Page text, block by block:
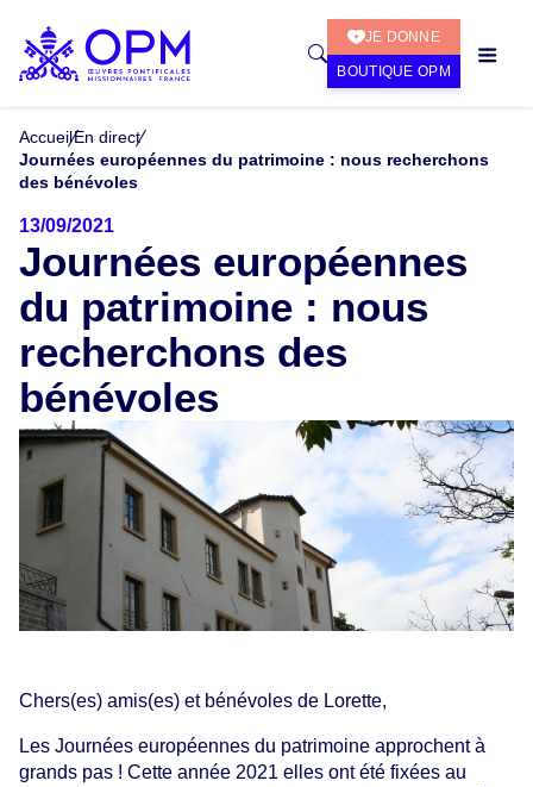
JE DONNE
BOUTIQUE OPM
AccueilEn direct
Journées européennes du patrimoine : nous recherchons
des bénévoles
13/09/2021
Journées européennes
du patrimoine : nous
recherchons des
bénévoles
Chers(es) amis(es) et bénévoles de Lorette,
Les Journées européennes du patrimoine approchent à
grands pas ! Cette année 2021 elles ont été fixées au